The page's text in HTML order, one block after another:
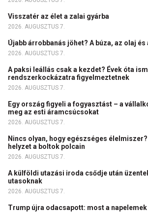
Visszatér az élet a zalai gyárba
2026. AUGUSZTUS 7.
Újabb árrobbanás jöhet? A búza, az olaj és
2026. AUGUSZTUS 7.
A paksi leállás csak a kezdet? Évek óta
rendszerkockázatra figyelmeztetnek
2026. AUGUSZTUS 7.
Egy ország figyeli a fogyasztást – a
meg az esti áramcsúcsokat
2026. AUGUSZTUS 7.
Nincs olyan, hogy egészséges
helyzet a boltok polcain
2026. AUGUSZTUS 7.
A külföldi utazási iroda csődje után
utasoknak
2026. AUGUSZTUS 7.
Trump újra odacsapott: most a